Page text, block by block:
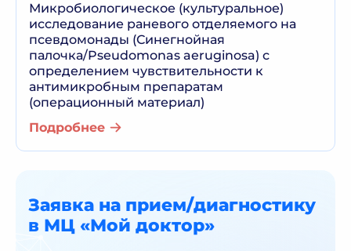
Микробиологическое (культуральное)
исследование раневого отделяемого на
псевдомонады (Синегнойная
палочка/Pseudomonas aeruginosa) с
определением чувствительности к
антимикробным препаратам
(операционный материал)
Подробнее
Заявка на прием/диагностику
в МЦ «Мой доктор»